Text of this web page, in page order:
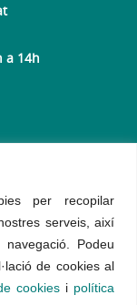
per recopilar
serveis, així
Podeu
de cookies al
cookiesi política
a 14h